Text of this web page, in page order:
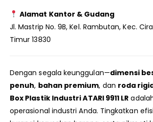
Alamat Kantor & Gudang
Jl. Mastrip No. 9B, Kel. Rambutan, Kec.
Timur 13830
Dengan segala keunggulan—dimensi
penuh, bahan premium, dan roda
Box Plastik Industri ATARI 9911 LR
operasional industri Anda. Tingkatkan